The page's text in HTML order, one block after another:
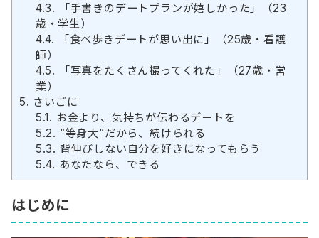
4.3.
「手書きのデートプランが嬉しかった」（23
歳・学生）
4.4.
「食べ歩きデートが思い出に」（25歳・看護
師）
4.5.
「写真をたくさん撮ってくれた」（27歳・営
業）
5. さいごに
5.1. お金より、気持ちが伝わるデートを
5.2. “等身大“だから、続けられる
5.3. 背伸びしない自分を好きになってもらう
5.4. あなたなら、できる
はじめに